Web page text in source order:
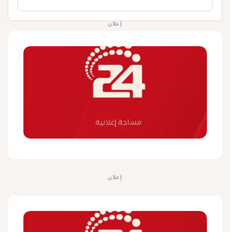
إعلان
إعلان